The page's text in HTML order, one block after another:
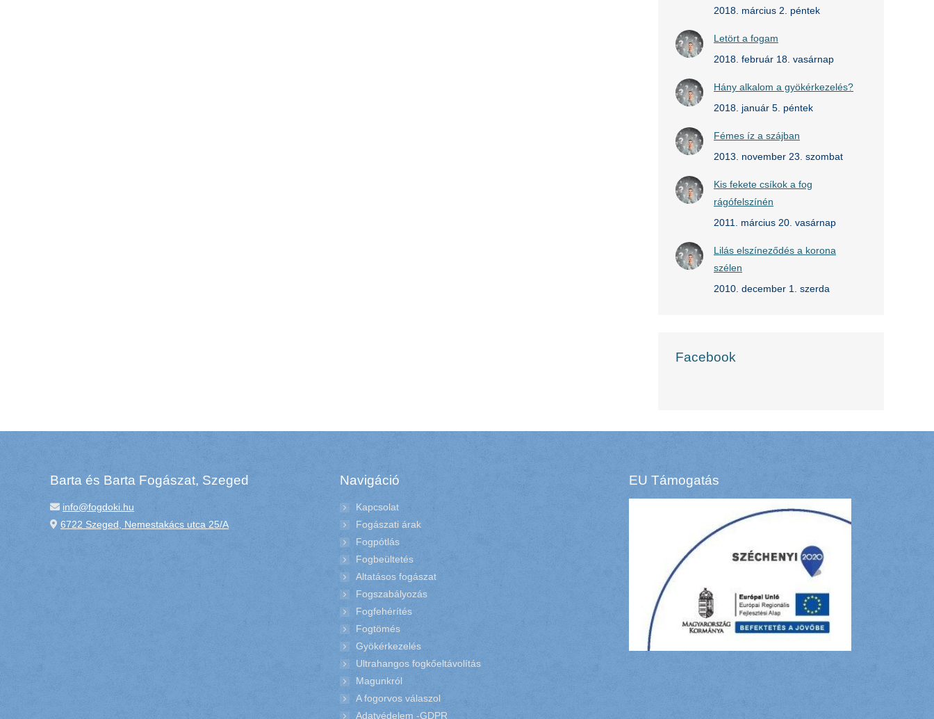
2018. március 2. péntek
Letört a fogam
2018. február 18. vasárnap
Hány alkalom a gyökérkezelés?
2018. január 5. péntek
Fémes íz a szájban
2013. november 23. szombat
Kis fekete csíkok a fog
rágófelszínén
2011. március 20. vasárnap
Lilás elszíneződés a korona
szélen
2010. december 1. szerda
Facebook
Barta és Barta Fogászat, Szeged
info@fogdoki.hu
6722 Szeged, Nemestakács utca 25/A
Navigáció
Kapcsolat
Fogászati árak
Fogpótlás
Fogbeültetés
Altatásos fogászat
Fogszabályozás
Fogfehérítés
Fogtömés
Gyökérkezelés
Ultrahangos fogkőeltávolítás
Magunkról
A fogorvos válaszol
Adatvédelem -GDPR
EU Támogatás